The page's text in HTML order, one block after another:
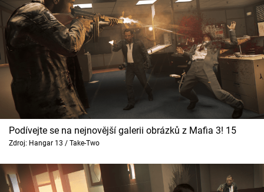
Podívejte se na nejnovější galerii obrázků z Mafia 3! 15
Zdroj: Hangar 13 / Take-Two